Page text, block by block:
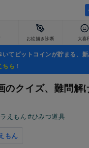
お絵描き診断 大喜
てビットコインが貯まる、新
ちら ！
のクイズ、難問解
えもん#ひみつ道具
もん